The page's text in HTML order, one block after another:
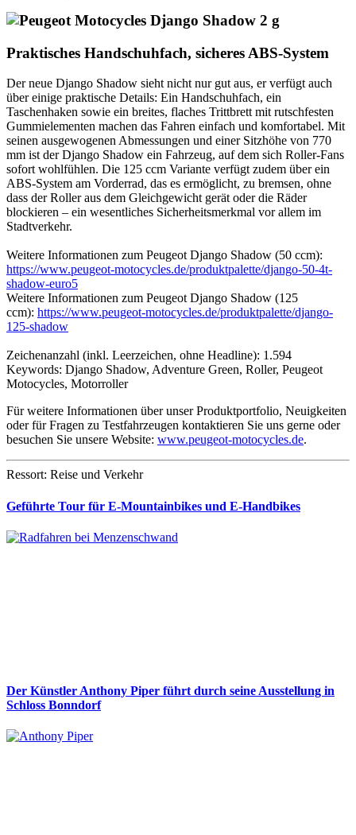
Praktisches Handschuhfach, sicheres ABS-System
Der neue Django Shadow sieht nicht nur gut aus, er verfügt auch
über einige praktische Details: Ein Handschuhfach, ein
Taschenhaken sowie ein breites, flaches Trittbrett mit rutschfesten
Gummielementen machen das Fahren einfach und komfortabel. Mit
seinen ausgewogenen Abmessungen und einer Sitzhöhe von 770
mm ist der Django Shadow ein Fahrzeug, auf dem sich Roller-Fans
sofort wohlfühlen. Die 125 ccm Variante verfügt zudem über ein
ABS-System am Vorderrad, das es ermöglicht, zu bremsen, ohne
dass der Roller aus dem Gleichgewicht gerät oder die Räder
blockieren – ein wesentliches Sicherheitsmerkmal vor allem im
Stadtverkehr.
Weitere Informationen zum Peugeot Django Shadow (50 ccm):
https://www.peugeot-motocycles.de/produktpalette/django-50-4t-
shadow-euro5
Weitere Informationen zum Peugeot Django Shadow (125
ccm): https://www.peugeot-motocycles.de/produktpalette/django-
125-shadow
Zeichenanzahl (inkl. Leerzeichen, ohne Headline): 1.594
Keywords: Django Shadow, Adventure Green, Roller, Peugeot
Motocycles, Motorroller
Für weitere Informationen über unser Produktportfolio, Neuigkeiten
oder für Fragen zu Testfahrzeugen kontaktieren Sie uns gerne oder
besuchen Sie unsere Website: www.peugeot-motocycles.de.
Ressort: Reise und Verkehr
Geführte Tour für E-Mountainbikes und E-Handbikes
Der Künstler Anthony Piper führt durch seine Ausstellung in
Schloss Bonndorf